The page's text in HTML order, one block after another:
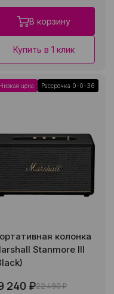
В корзину
Купить в 1 клик
цена Рассрочка 0-0-36
колонка
Stanmore III
240 ₽22 490 ₽